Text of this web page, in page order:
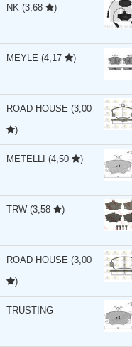
NK (3,68 )
MEYLE (4,17 )
ROAD HOUSE (3,00
)
METELLI (4,50 )
TRW (3,58 )
ROAD HOUSE (3,00
)
TRUSTING